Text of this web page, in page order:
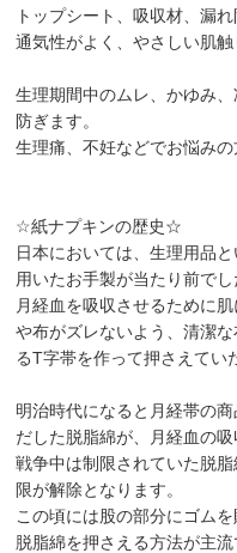
トップシート、吸収材、漏
通気性がよく、やさしい肌触
生理期間中のムレ、かゆみ
防ぎます。
生理痛、不妊などでお悩みの
☆紙ナプキンの歴史☆
日本においては、生理用品
用いたお手製が当たり前でし
月経血を吸収させるために
や布がズレないよう、清潔
るT字帯を作って押さえてい
明治時代になると月経帯の
だした脱脂綿が、月経血の
戦争中は制限されていた脱
限が解除となります。
この頃には股の部分にゴム
脱脂綿を押さえる方法が主流